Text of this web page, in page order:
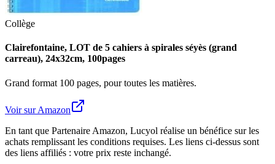
Collège
Clairefontaine, LOT de 5 cahiers à spirales séyès (grand
carreau), 24x32cm, 100pages
Grand format 100 pages, pour toutes les matières.
Voir sur Amazon
En tant que Partenaire Amazon, Lucyol réalise un bénéfice sur les
achats remplissant les conditions requises. Les liens ci-dessus sont
des liens affiliés : votre prix reste inchangé.